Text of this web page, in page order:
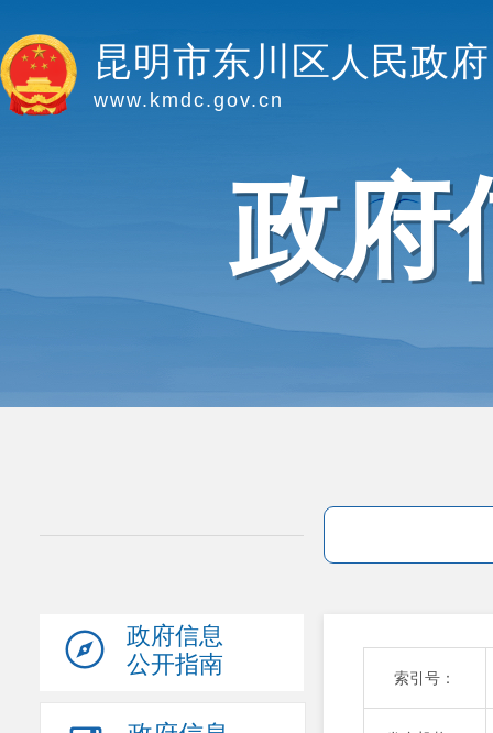
昆明市东川区人民政府
www.kmdc.gov.cn
政府
政府信息
公开指南
索引号：